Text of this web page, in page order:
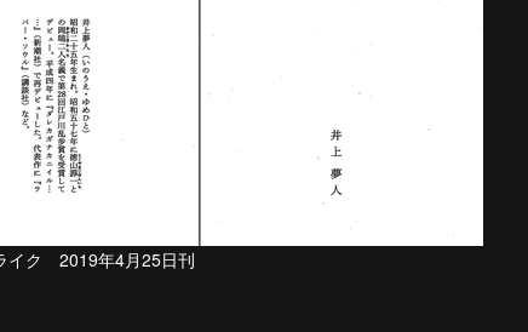
イク 2019年4月25日刊